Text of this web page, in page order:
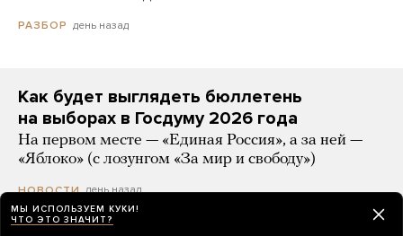
РАЗБОР день назад
Как будет выглядеть бюллетень
на выборах в Госдуму 2026 года
На первом месте — «Единая Россия», а за ней —
«Яблоко» (с лозунгом «За мир и свободу»)
НОВОСТИ день назад
МЫ ИСПОЛЬЗУЕМ КУКИ!
ЧТО ЭТО ЗНАЧИТ?